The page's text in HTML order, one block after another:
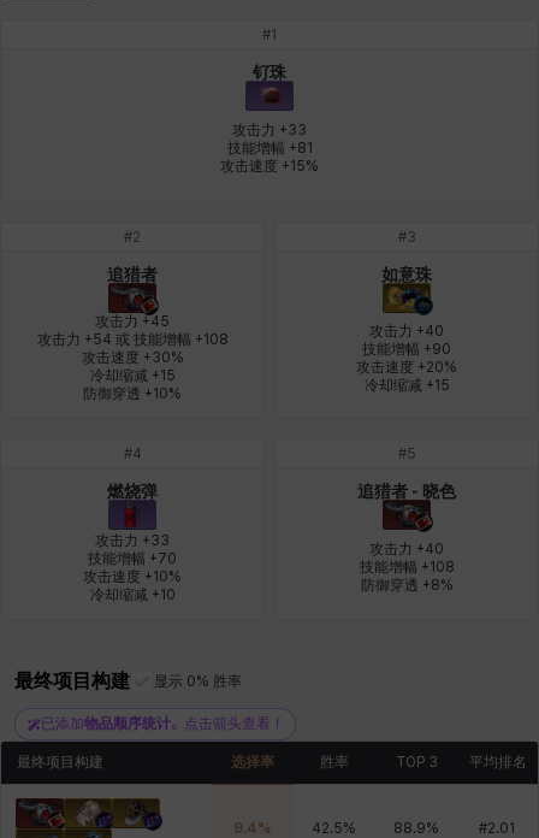
玛蒂娜
艾丝蒂尔 艾登
莉央 蒂娅
费利克斯 阿尔达
阿迪娜 雪
雷妮 马库斯 马格努斯
#1
钌珠
攻击力 +33
技能增幅 +81
攻击速度 +15%
#2
追猎者
攻击力 +45
攻击力 +54 或 技能增幅 +108
攻击速度 +30%
冷却缩减 +15
防御穿透 +10%
#3
如意珠
攻击力 +40
技能增幅 +90
攻击速度 +20%
冷却缩减 +15
#4
燃烧弹
攻击力 +33
技能增幅 +70
攻击速度 +10%
冷却缩减 +10
#5
追猎者 - 晓色
攻击力 +40
技能增幅 +108
防御穿透 +8%
最终项目构建 显示 0% 胜率
已添加物品顺序统计。点击箭头查看！
最终项目构建 选择率 胜率 TOP 3 平均排名
9.4% 42.5% 88.9% #2.01